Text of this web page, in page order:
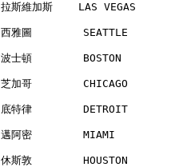
拉斯維加斯    LAS VEGAS
西雅圖        SEATTLE
波士頓        BOSTON
芝加哥        CHICAGO
底特律        DETROIT
邁阿密        MIAMI
休斯敦        HOUSTON